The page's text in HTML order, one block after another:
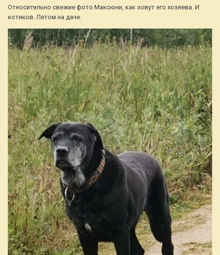
Относительно свежие фото Максюни, как зовут его хозяева. И
котиков. Летом на даче.